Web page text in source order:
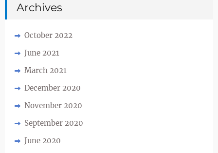
Archives
October 2022
June 2021
March 2021
December 2020
November 2020
September 2020
June 2020